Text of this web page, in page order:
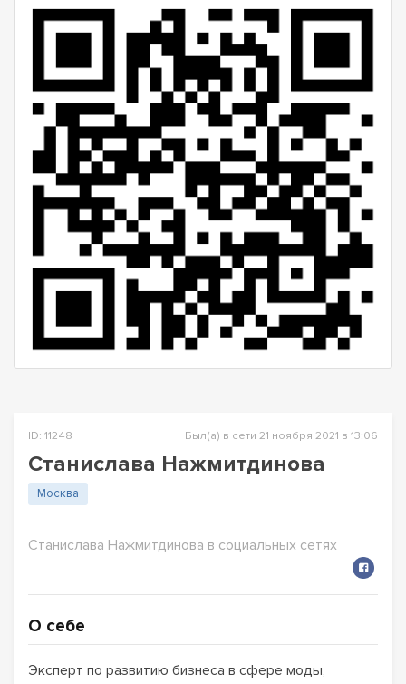
ID: 11248 Был(а) в сети 21 ноября 2021 в 13:06
Станислава Нажмитдинова
Москва
Станислава Нажмитдинова в социальных сетях
О себе
Эксперт по развитию бизнеса в сфере моды,